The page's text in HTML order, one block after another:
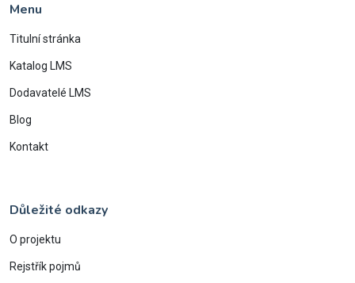
Menu
Titulní stránka
Katalog LMS
Dodavatelé LMS
Blog
Kontakt
Důležité odkazy
O projektu
Rejstřík pojmů